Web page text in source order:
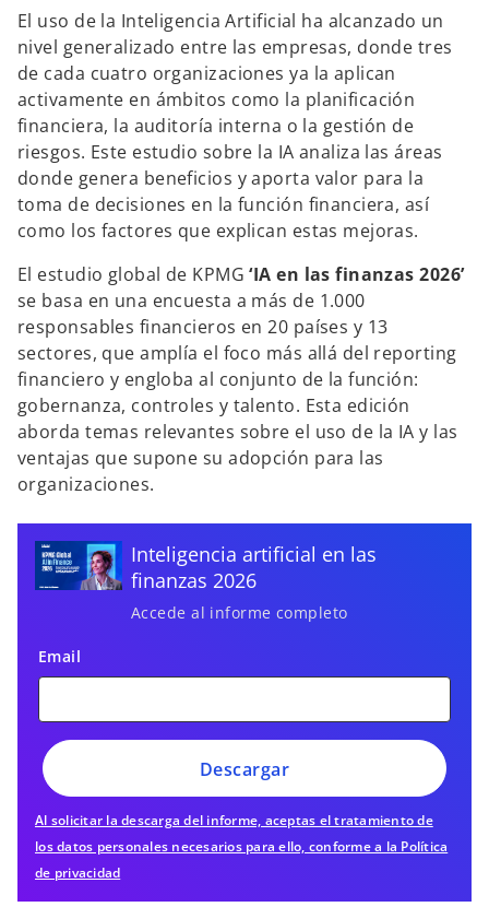
p
s
a
ñ
a
u
e
v
a
p
s
a
a
u
e
v
a
p
s
a
ñ
a
u
e
v
El uso de la Inteligencia Artificial ha alcanzado un
nivel generalizado entre las empresas, donde tres
de cada cuatro organizaciones ya la aplican
activamente en ámbitos como la planificación
financiera, la auditoría interna o la gestión de
riesgos. Este estudio sobre la IA analiza las áreas
donde genera beneficios y aporta valor para la
toma de decisiones en la función financiera, así
como los factores que explican estas mejoras.
El estudio global de KPMG‘IA en las finanzas 2026’
se basa en una encuesta a más de 1.000
responsables financieros en 20 países y 13
sectores, que amplía el foco más allá del reporting
financiero y engloba al conjunto de la función:
gobernanza, controles y talento. Esta edición
aborda temas relevantes sobre el uso de la IA y las
ventajas que supone su adopción para las
organizaciones.
Inteligencia artificial en las
finanzas 2026
Accede al informe completo
Email
Descargar
Al solicitar la descarga del informe, aceptas el tratamiento de
los datos personales necesarios para ello, conforme a la Política
de privacidad